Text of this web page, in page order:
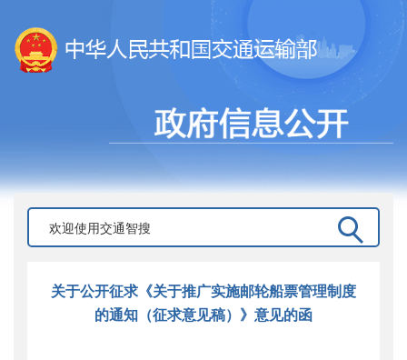
关于公开征求《关于推广实施邮轮船票管理制度
的通知（征求意见稿）》意见的函